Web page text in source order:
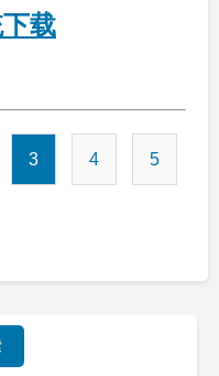
载
3 4 5